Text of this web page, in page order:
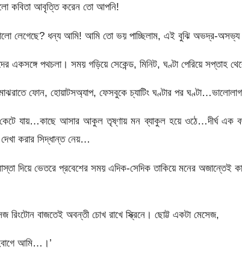
কবিতা আবৃত্তি করেন তো আপনি!
লেগেছে? ধন্য আমি! আমি তো ভয় পাচ্ছিলাম, এই বুঝি অভদ্র-অসভ্য
একসঙ্গে পথচলা। সময় গড়িয়ে সেকেন্ড, মিনিট, ঘণ্টা পেরিয়ে সপ্তাহ
ফোন, হোয়াটসঅ্যাপ, ফেসবুকে চ্যাটিং ঘণ্টার পর
যায়…কাছে আসার আকুল তৃষ্ণায় মন ব্যাকুল হয়ে ওঠে…দীর্ঘ এক
দেখা করার সিদ্ধান্ত নেয়…
দিয়ে ভেতরে প্রবেশের সময় এদিক-সেদিক তাকিয়ে মনের
রিংটোন বাজতেই অবন্তী চোখ রাখে স্ক্রিনে। ছোট্ট একটা মেসেজ,
আমি…।’